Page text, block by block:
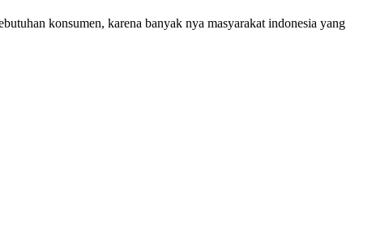
konsumen, karena banyak nya masyarakat indonesia yang